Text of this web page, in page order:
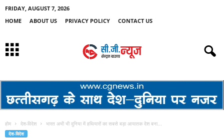
FRIDAY, AUGUST 7, 2026
HOME
ABOUT US PRIVACY POLICY CONTACT US
होम देश-विदेश भारत अभी भी दुनिया में हथियारों का सबसे बड़ा आयातक देश बना...
देश-विदेश